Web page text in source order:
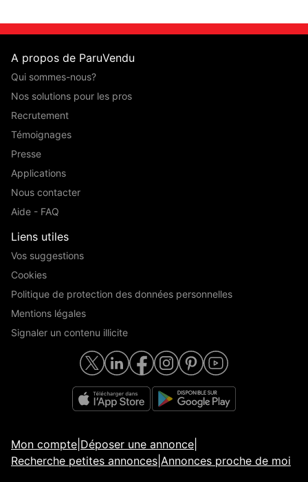
A propos de ParuVendu
Qui sommes-nous?
Nos solutions pour les pros
Recrutement
Témoignages
Presse
Applications
Nous contacter
Aide - FAQ
Liens utiles
Vos suggestions
Cookies
Politique de protection des données personnelles
Mentions légales
Signaler un contenu illicite
Mon compte Déposer une annonce
Recherche petites annonces Annonces proche de moi